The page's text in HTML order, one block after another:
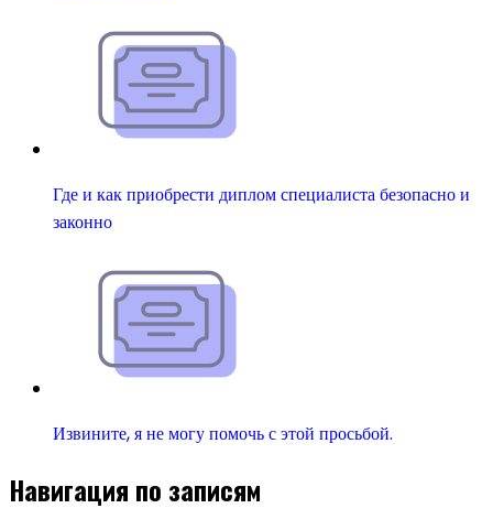
Где и как приобрести диплом специалиста безопасно и
законно
Извините, я не могу помочь с этой просьбой.
Навигация по записям